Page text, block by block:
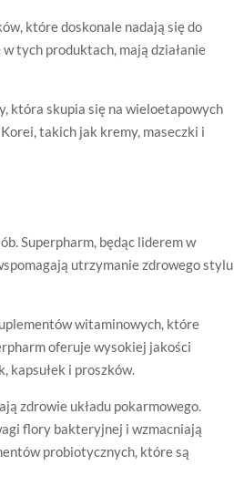
które doskonale nadają się do
tych produktach, mają działanie
która skupia się na wieloetapowych
takich jak kremy, maseczki i
Superpharm, będąc liderem w
utrzymanie zdrowego stylu
witaminowych, które
oferuje wysokiej jakości
kapsułek i proszków.
zdrowie układu pokarmowego.
flory bakteryjnej i wzmacniają
probiotycznych, które są